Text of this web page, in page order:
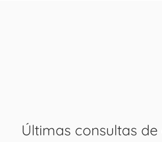
Últimas consultas